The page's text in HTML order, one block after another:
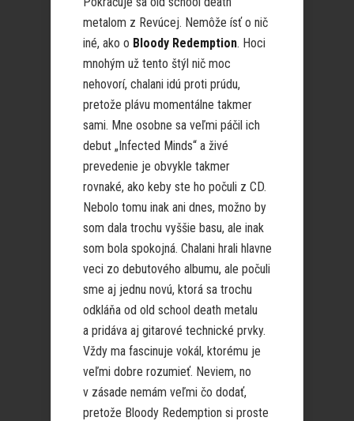
metalom z Revúcej. Nemôže ísť o nič
iné, ako o Bloody Redemption. Hoci
mnohým už tento štýl nič moc
nehovorí, chalani idú proti prúdu,
pretože plávu momentálne takmer
sami. Mne osobne sa veľmi páčil ich
debut „Infected Minds“ a živé
prevedenie je obvykle takmer
rovnaké, ako keby ste ho počuli z CD.
Nebolo tomu inak ani dnes, možno by
som dala trochu vyššie basu, ale inak
som bola spokojná. Chalani hrali hlavne
veci zo debutového albumu, ale počuli
sme aj jednu novú, ktorá sa trochu
odkláňa od old school death metalu
a pridáva aj gitarové technické prvky.
Vždy ma fascinuje vokál, ktorému je
veľmi dobre rozumieť. Neviem, no
v zásade nemám veľmi čo dodať,
pretože Bloody Redemption si proste